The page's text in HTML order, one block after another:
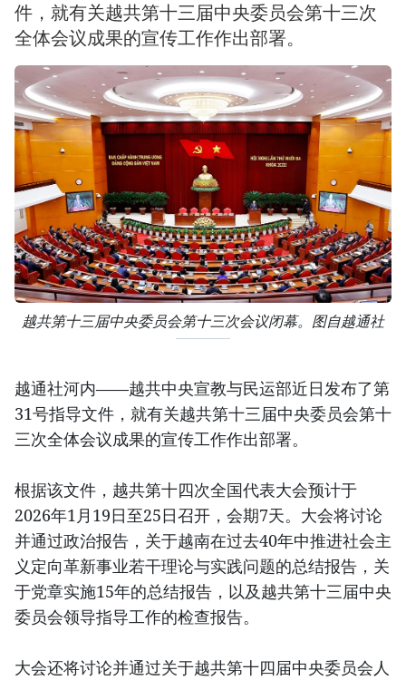
件，就有关越共第十三届中央委员会第十三次
全体会议成果的宣传工作作出部署。
越共第十三届中央委员会第十三次会议闭幕。图自越通社
越通社河内——越共中央宣教与民运部近日发布了第
31号指导文件，就有关越共第十三届中央委员会第十
三次全体会议成果的宣传工作作出部署。
根据该文件，越共第十四次全国代表大会预计于
2026年1月19日至25日召开，会期7天。大会将讨论
并通过政治报告，关于越南在过去40年中推进社会主
义定向革新事业若干理论与实践问题的总结报告，关
于党章实施15年的总结报告，以及越共第十三届中央
委员会领导指导工作的检查报告。
大会还将讨论并通过关于越共第十四届中央委员会人